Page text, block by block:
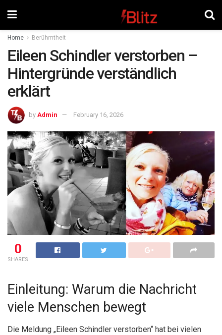
Home Berühmtheit
Eileen Schindler verstorben –
Hintergründe verständlich
erklärt
by Admin February 16, 2026
0
SHARES
Einleitung: Warum die Nachricht
viele Menschen bewegt
Die Meldung „Eileen Schindler verstorben“ hat bei vielen